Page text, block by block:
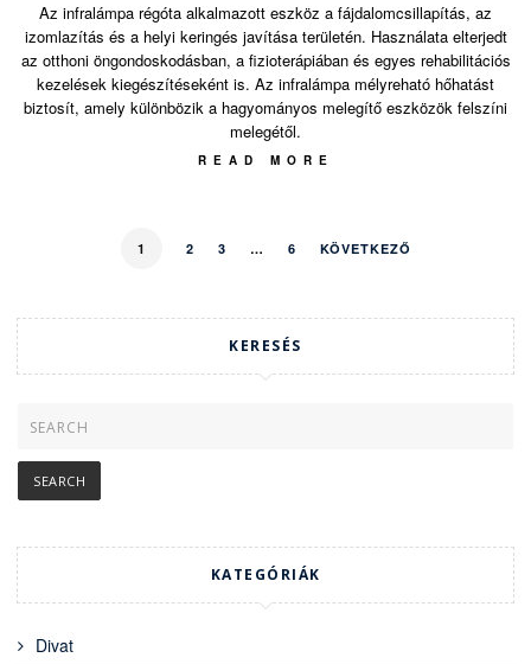
Az infralámpa régóta alkalmazott eszköz a fájdalomcsillapítás, az
izomlazítás és a helyi keringés javítása területén. Használata elterjedt
az otthoni öngondoskodásban, a fizioterápiában és egyes rehabilitációs
kezelések kiegészítéseként is. Az infralámpa mélyreható hőhatást
biztosít, amely különbözik a hagyományos melegítő eszközök felszíni
melegétől.
READ MORE
1 2 3 … 6 KÖVETKEZŐ
KERESÉS
KATEGÓRIÁK
Divat